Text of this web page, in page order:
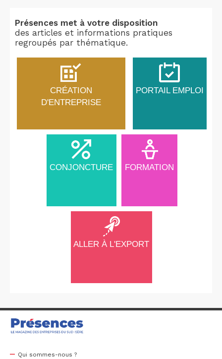
Présences met à votre disposition
des articles et informations pratiques
regroupés par thématique.
CRÉATION
D'ENTREPRISE
PORTAIL EMPLOI
CONJONCTURE FORMATION
ALLER À L'EXPORT
Qui sommes-nous ?